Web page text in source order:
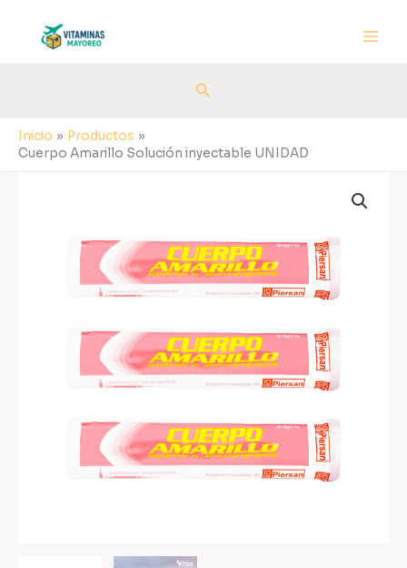
contenido
Buscar
Inicio
Productos
Cuerpo Amarillo Solución inyectable UNIDAD
inyectable